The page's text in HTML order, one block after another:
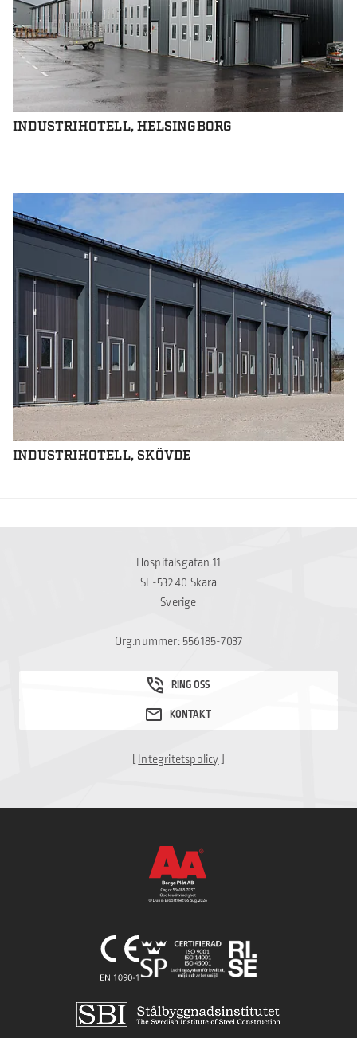
INDUSTRIHOTELL, HELSINGBORG
INDUSTRIHOTELL, SKÖVDE
Hospitalsgatan 11
SE-532 40 Skara
Sverige
Org.nummer: 556185-7037
[Integritetspolicy]